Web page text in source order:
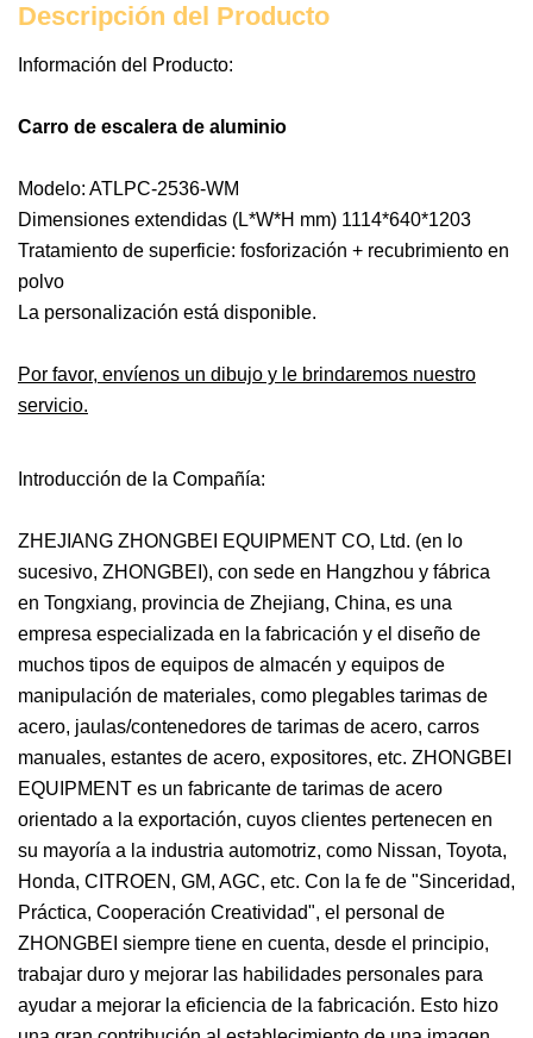
Descripción del Producto
Información del Producto:
Carro de escalera de aluminio
Modelo: ATLPC-2536-WM
Dimensiones extendidas (L*W*H mm) 1114*640*1203
Tratamiento de superficie: fosforización + recubrimiento en
polvo
La personalización está disponible.
Por favor, envíenos un dibujo y le brindaremos nuestro
servicio.
Introducción de la Compañía:
ZHEJIANG ZHONGBEI EQUIPMENT CO, Ltd. (en lo
sucesivo, ZHONGBEI), con sede en Hangzhou y fábrica
en Tongxiang, provincia de Zhejiang, China, es una
empresa especializada en la fabricación y el diseño de
muchos tipos de equipos de almacén y equipos de
manipulación de materiales, como plegables tarimas de
acero, jaulas/contenedores de tarimas de acero, carros
manuales, estantes de acero, expositores, etc. ZHONGBEI
EQUIPMENT es un fabricante de tarimas de acero
orientado a la exportación, cuyos clientes pertenecen en
su mayoría a la industria automotriz, como Nissan, Toyota,
Honda, CITROEN, GM, AGC, etc. Con la fe de "Sinceridad,
Práctica, Cooperación Creatividad", el personal de
ZHONGBEI siempre tiene en cuenta, desde el principio,
trabajar duro y mejorar las habilidades personales para
ayudar a mejorar la eficiencia de la fabricación. Esto hizo